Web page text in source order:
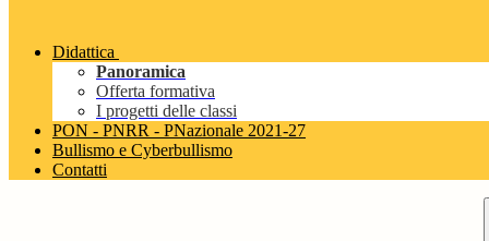
Didattica
Panoramica
Offerta formativa
I progetti delle classi
PON - PNRR - PNazionale 2021-27
Bullismo e Cyberbullismo
Contatti